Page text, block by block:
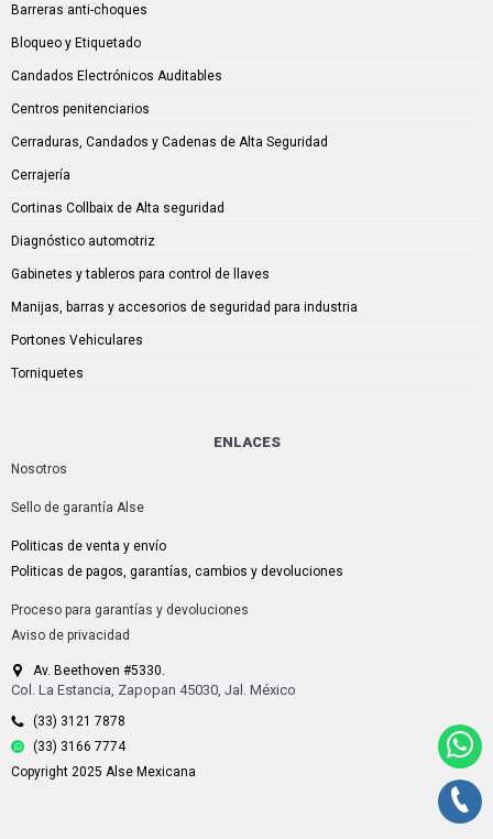
Barreras anti-choques
Bloqueo y Etiquetado
Candados Electrónicos Auditables
Centros penitenciarios
Cerraduras, Candados y Cadenas de Alta Seguridad
Cerrajería
Cortinas Collbaix de Alta seguridad
Diagnóstico automotriz
Gabinetes y tableros para control de llaves
Manijas, barras y accesorios de seguridad para industria
Portones Vehiculares
Torniquetes
ENLACES
Nosotros
Sello de garantía Alse
Politicas de venta y envío
Politicas de pagos, garantías, cambios y devoluciones
Proceso para garantías y devoluciones
Aviso de privacidad
Av. Beethoven #5330.
Col. La Estancia, Zapopan 45030, Jal. México
(33) 3121 7878
(33) 3166 7774
Copyright 2025 Alse Mexicana